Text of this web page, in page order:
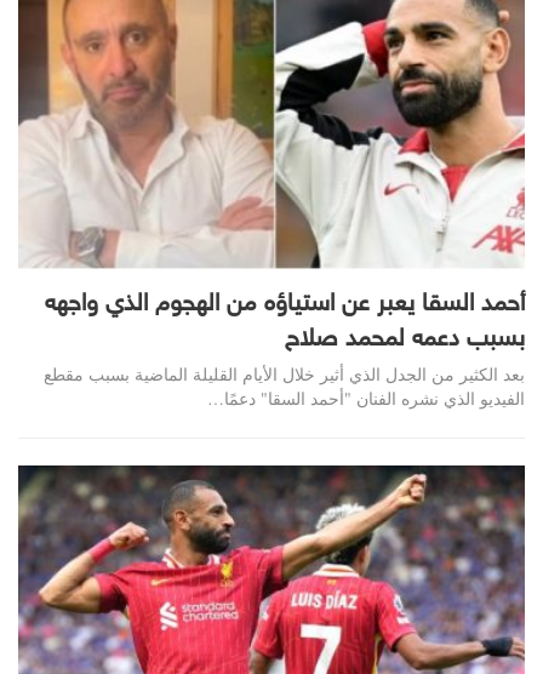
أحمد السقا يعبر عن استياؤه من الهجوم الذي واجهه
بسبب دعمه لمحمد صلاح
بعد الكثير من الجدل الذي أثير خلال الأيام القليلة الماضية بسبب مقطع
الفيديو الذي نشره الفنان "أحمد السقا" دعمًا…